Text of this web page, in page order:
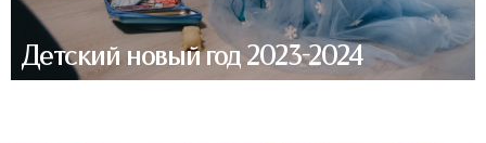
Детский новый год 2023-2024